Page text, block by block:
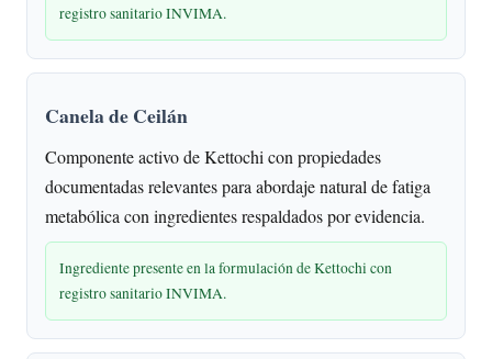
registro sanitario INVIMA.
Canela de Ceilán
Componente activo de Kettochi con propiedades
documentadas relevantes para abordaje natural de fatiga
metabólica con ingredientes respaldados por evidencia.
Ingrediente presente en la formulación de Kettochi con
registro sanitario INVIMA.